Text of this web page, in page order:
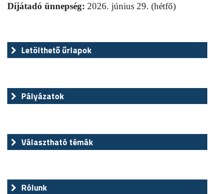
Díjátadó ünnepség: 2026. június 29. (hétfő)
Letölthető űrlapok
Pályázatok
Választható témák
Rólunk